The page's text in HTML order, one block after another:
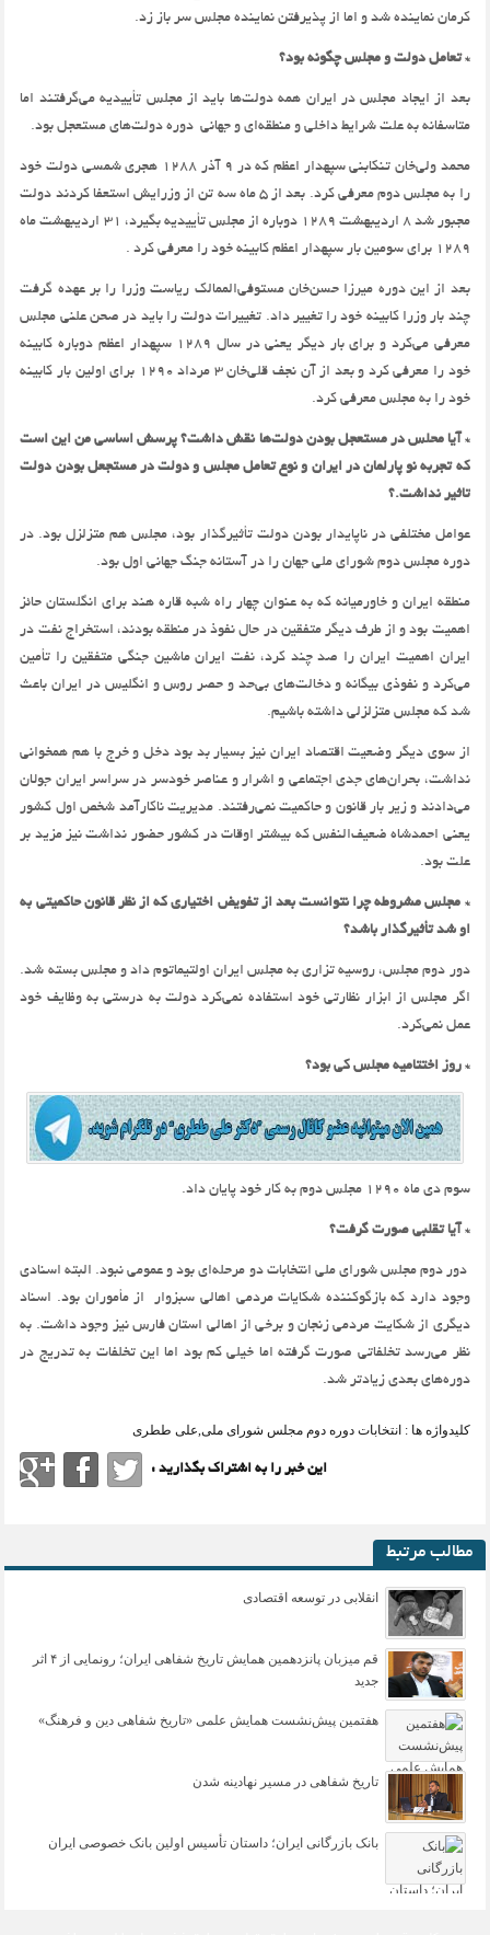
کرمان نماینده شد و اما از پذیرفتن نماینده مجلس سر باز زد.
* تعامل دولت و مجلس چگونه بود؟
بعد از ایجاد مجلس در ایران همه دولت‌ها باید از مجلس تأییدیه می‌گرفتند اما
متاسفانه به علت شرایط داخلی و منطقه‌ای و جهانی دوره دولت‌های مستعجل بود.
محمد ولی‌خان تنکابنی سپهدار اعظم که در 9 آذر 1288 هجری شمسی دولت خود
را به مجلس دوم معرفی کرد. بعد از 5 ماه سه تن از وزرایش استعفا کردند دولت
مجبور شد 8 اردیبهشت 1289 دوباره از مجلس تأییدیه بگیرد، 31 اردیبهشت ماه
1289 برای سومین بار سپهدار اعظم کابینه خود را معرفی کرد .
بعد از این دوره میرزا حسن‌خان مستوفی‌الممالک ریاست وزرا را بر عهده گرفت
چند بار وزرا کابینه خود را تغییر داد. تغییرات دولت را باید در صحن علنی مجلس
معرفی می‌کرد و برای بار دیگر یعنی در سال 1289 سپهدار اعظم دوباره کابینه
خود را معرفی کرد و بعد از آن نجف قلی‌خان 3 مرداد 1290 برای اولین بار کابینه
خود را به مجلس معرفی کرد.
* آیا محلس در مستعجل بودن دولت‌ها نقش داشت؟ پرسش اساسی من این است
که تجربه نو پارلمان در ایران و نوع تعامل مجلس و دولت در مستجعل بودن دولت
تاثیر نداشت.؟
عوامل مختلفی در ناپایدار بودن دولت تأثیرگذار بود، مجلس هم متزلزل بود. در
دوره مجلس دوم شورای ملی جهان را در آستانه جنگ جهانی اول بود.
منطقه ایران و خاورمیانه که به عنوان چهار راه شبه قاره هند برای انگلستان حائز
اهمیت بود و از طرف دیگر متفقین در حال نفوذ در منطقه بودند، استخراج نفت در
ایران اهمیت ایران را صد چند کرد، نفت ایران ماشین جنگی متفقین را تأمین
می‌کرد و نفوذی بیگانه و دخالت‌های بی‌حد و حصر روس و انگلیس در ایران باعث
شد که مجلس متزلزلی داشته باشیم.
از سوی دیگر وضعیت اقتصاد ایران نیز بسیار بد بود دخل و خرج با هم همخوانی
نداشت، بحران‌های جدی اجتماعی و اشرار و عناصر خودسر در سراسر ایران جولان
می‌دادند و زیر بار قانون و حاکمیت نمی‌رفتند. مدیریت ناکارآمد شخص اول کشور
یعنی احمدشاه ضعیف‌النفس که بیشتر اوقات در کشور حضور نداشت نیز مزید بر
علت بود.
* مجلس مشروطه چرا نتوانست بعد از تفویض اختیاری که از نظر قانون حاکمیتی به
او شد تأثیرگذار باشد؟
دور دوم مجلس، روسیه تزاری به مجلس ایران اولتیماتوم داد و مجلس بسته شد.
اگر مجلس از ابزار نظارتی خود استفاده نمی‌کرد دولت به درستی به وظایف خود
عمل نمی‌کرد.
* روز اختتامیه مجلس کی بود؟
سوم دی ماه 1290 مجلس دوم به کار خود پایان داد.
* آیا تقلبی صورت گرفت؟
دور دوم مجلس شورای ملی انتخابات دو مرحله‌ا‌ی بود و عمومی نبود. البته اسنادی
وجود دارد که بازگوکننده شکایات مردمی اهالی سبزوار از مأموران بود. اسناد
دیگری از شکایت مردمی زنجان و برخی از اهالی استان فارس نیز وجود داشت. به
نظر می‌رسد تخلفاتی صورت گرفته اما خیلی کم بود اما این تخلفات به تدریج در
دوره‌های بعدی زیادتر شد.
کلیدواژه ها : انتخابات دوره دوم مجلس شورای ملی,علی ططری
این خبر را به اشتراک بگذارید :
مطالب مرتبط
انقلابی در توسعه اقتصادی
قم میزبان پانزدهمین همایش تاریخ شفاهی ایران؛ رونمایی از ۴ اثر
جدید
هفتمین پیش‌نشست همایش علمی «تاریخ شفاهی دین و فرهنگ»
تاریخ شفاهی در مسیر نهادینه شدن
بانک بازرگانی ایران؛ داستان تأسیس اولین بانک خصوصی ایران